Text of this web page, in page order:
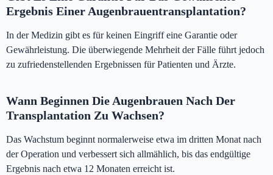
Ergebnis Einer Augenbrauentransplantation?
In der Medizin gibt es für keinen Eingriff eine Garantie oder
Gewährleistung. Die überwiegende Mehrheit der Fälle führt jedoch
zu zufriedenstellenden Ergebnissen für Patienten und Ärzte.
Wann Beginnen Die Augenbrauen Nach Der
Transplantation Zu Wachsen?
Das Wachstum beginnt normalerweise etwa im dritten Monat nach
der Operation und verbessert sich allmählich, bis das endgültige
Ergebnis nach etwa 12 Monaten erreicht ist.